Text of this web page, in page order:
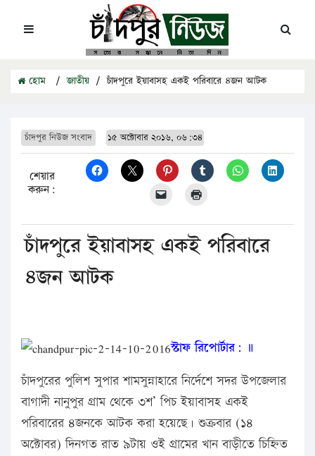
হোম / জাতীয় / চাঁদপুরে ইয়াবাসহ একই পরিবারে ৪জন আটক
চাঁদপুর নিউজ সংবাদ ১৫ অক্টোবার ২০১৬, ০৬:৩৪
শেয়ার
করুন:
চাঁদপুরে ইয়াবাসহ একই পরিবারে
৪জন আটক
স্টাফ রিপোর্টার: ॥
চাঁদপুরের পুলিশ সুপার শামসুন্নাহারে নির্দেশে সদর উপজেলার
বাগাদী নানুপুর গ্রাম থেকে ৩শ’ পিচ ইয়াবাসহ একই
পরিবারের ৪জনকে আটক করা হয়েছে। শুক্রবার (১৪
অক্টোবর) দিনগত রাত ৯টায় ওই গ্রামের খান বাড়ীতে চিহ্নিত